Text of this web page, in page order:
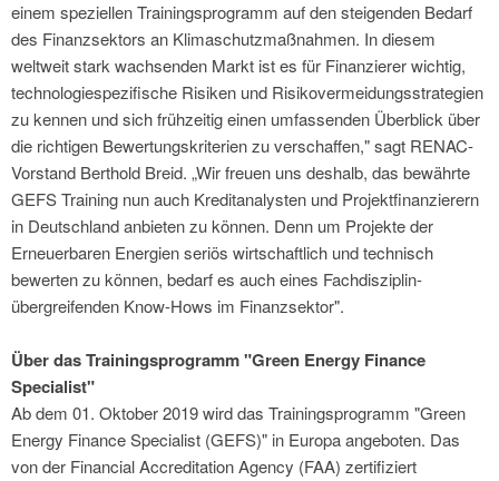
einem speziellen Trainingsprogramm auf den steigenden Bedarf
des Finanzsektors an Klimaschutzmaßnahmen. In diesem
weltweit stark wachsenden Markt ist es für Finanzierer wichtig,
technologiespezifische Risiken und Risikovermeidungsstrategien
zu kennen und sich frühzeitig einen umfassenden Überblick über
die richtigen Bewertungskriterien zu verschaffen," sagt RENAC-
Vorstand Berthold Breid. „Wir freuen uns deshalb, das bewährte
GEFS Training nun auch Kreditanalysten und Projektfinanzierern
in Deutschland anbieten zu können. Denn um Projekte der
Erneuerbaren Energien seriös wirtschaftlich und technisch
bewerten zu können, bedarf es auch eines Fachdisziplin-
übergreifenden Know-Hows im Finanzsektor".
Über das Trainingsprogramm "Green Energy Finance
Specialist"
Ab dem 01. Oktober 2019 wird das Trainingsprogramm "Green
Energy Finance Specialist (GEFS)" in Europa angeboten. Das
von der Financial Accreditation Agency (FAA) zertifiziert